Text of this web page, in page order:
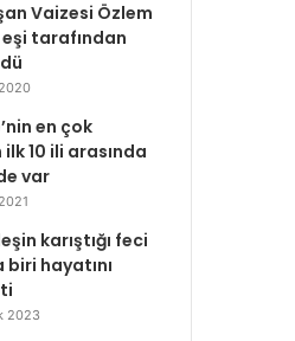
Vaizesi Özlem
eşi tarafından
en çok
10 ili arasında
var
karıştığı feci
hayatını
2023